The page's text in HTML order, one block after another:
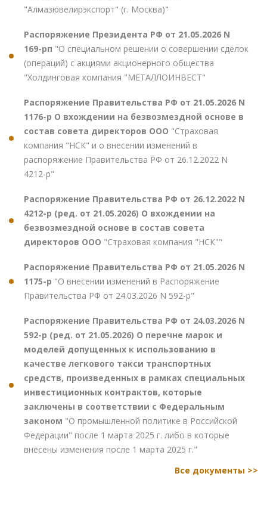
"Алмазювелирэкспорт" (г. Москва)"
Распоряжение Президента РФ от 21.05.2026 N
169-рп "О специальном решении о совершении сделок
(операций) с акциями акционерного общества
"Холдинговая компания "МЕТАЛЛОИНВЕСТ"
Распоряжение Правительства РФ от 21.05.2026 N
1176-р О вхождении на безвозмездной основе в
состав совета директоров ООО "Страховая
компания "НСК" и о внесении изменений в
распоряжение Правительства РФ от 26.12.2022 N
4212-р"
Распоряжение Правительства РФ от 26.12.2022 N
4212-р (ред. от 21.05.2026) О вхождении на
безвозмездной основе в состав совета
директоров ООО "Страховая компания "НСК""
Распоряжение Правительства РФ от 21.05.2026 N
1175-р "О внесении изменений в Распоряжение
Правительства РФ от 24.03.2026 N 592-р"
Распоряжение Правительства РФ от 24.03.2026 N
592-р (ред. от 21.05.2026) О перечне марок и
моделей допущенных к использованию в
качестве легкового такси транспортных
средств, произведенных в рамках специальных
инвестиционных контрактов, которые
заключены в соответствии с Федеральным
законом "О промышленной политике в Российской
Федерации" после 1 марта 2025 г. либо в которые
внесены изменения после 1 марта 2025 г."
Все документы >>